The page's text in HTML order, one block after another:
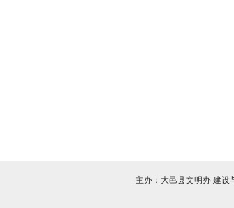
主办：大邑县文明办 建设